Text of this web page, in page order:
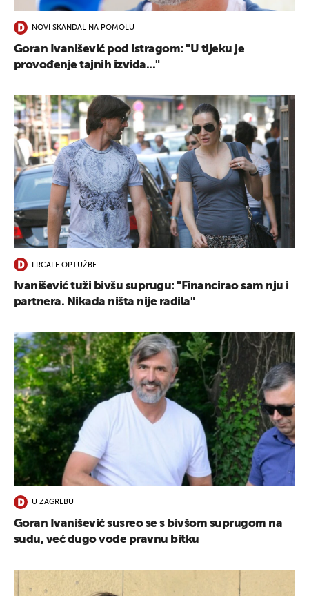
NOVI SKANDAL NA POMOLU
Goran Ivanišević pod istragom: "U tijeku je
provođenje tajnih izvida..."
FRCALE OPTUŽBE
Ivanišević tuži bivšu suprugu: "Financirao sam nju i
partnera. Nikada ništa nije radila"
U ZAGREBU
Goran Ivanišević susreo se s bivšom suprugom na
sudu, već dugo vode pravnu bitku